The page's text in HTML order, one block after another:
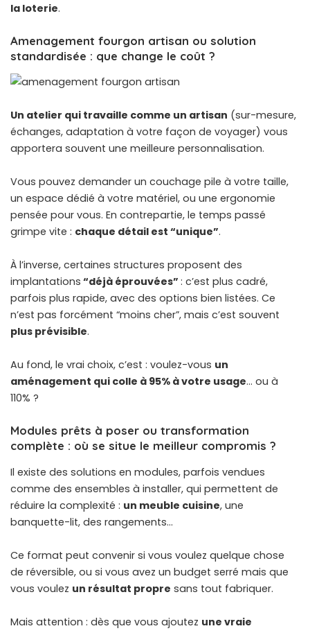
la loterie.
Amenagement fourgon artisan ou solution
standardisée : que change le coût ?
Un atelier qui travaille comme un artisan (sur-mesure,
échanges, adaptation à votre façon de voyager) vous
apportera souvent une meilleure personnalisation.
Vous pouvez demander un couchage pile à votre taille,
un espace dédié à votre matériel, ou une ergonomie
pensée pour vous. En contrepartie, le temps passé
grimpe vite : chaque détail est “unique”.
À l’inverse, certaines structures proposent des
implantations “déjà éprouvées” : c’est plus cadré,
parfois plus rapide, avec des options bien listées. Ce
n’est pas forcément “moins cher”, mais c’est souvent
plus prévisible.
Au fond, le vrai choix, c’est : voulez-vous un
aménagement qui colle à 95% à votre usage… ou à
110% ?
Modules prêts à poser ou transformation
complète : où se situe le meilleur compromis ?
Il existe des solutions en modules, parfois vendues
comme des ensembles à installer, qui permettent de
réduire la complexité : un meuble cuisine, une
banquette-lit, des rangements…
Ce format peut convenir si vous voulez quelque chose
de réversible, ou si vous avez un budget serré mais que
vous voulez un résultat propre sans tout fabriquer.
Mais attention : dès que vous ajoutez une vraie